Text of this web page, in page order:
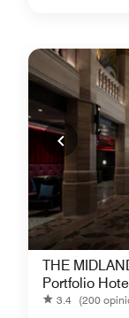
THE
Portfolio
3.4 (200